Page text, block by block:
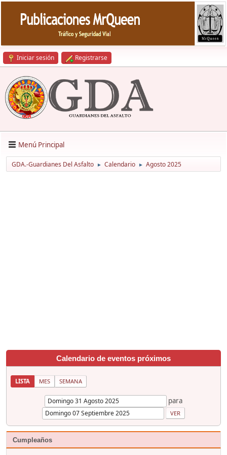
Iniciar sesión Registrarse
Menú Principal
GDA.-Guardianes Del Asfalto ► Calendario ► Agosto 2025
Calendario de eventos próximos
LISTA MES SEMANA
para
Cumpleaños